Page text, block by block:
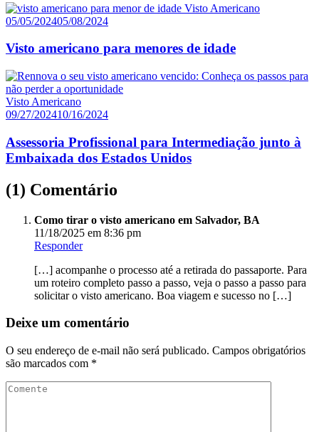
Visto Americano
05/05/202405/08/2024
Visto americano para menores de idade
Visto Americano
09/27/202410/16/2024
Assessoria Profissional para Intermediação junto à
Embaixada dos Estados Unidos
(1) Comentário
Como tirar o visto americano em Salvador, BA
11/18/2025 em 8:36 pm
Responder
[…] acompanhe o processo até a retirada do passaporte. Para
um roteiro completo passo a passo, veja o passo a passo para
solicitar o visto americano. Boa viagem e sucesso no […]
Deixe um comentário
O seu endereço de e-mail não será publicado. Campos obrigatórios
são marcados com *
Comente